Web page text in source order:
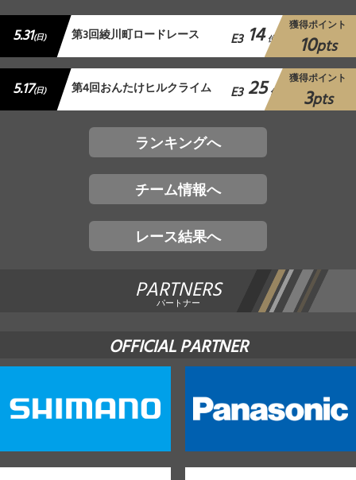
5.31(日) 第3回綾川町ロードレース E3 14 位
獲得ポイント
10pts
5.17(日) 第4回おんたけヒルクライム E3 25 位
獲得ポイント
3pts
ランキングへ
チーム情報へ
レース結果へ
PARTNERS
パートナー
OFFICIAL PARTNER